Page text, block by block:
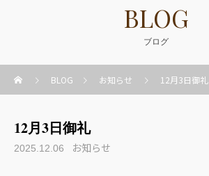
BLOG
ブログ
BLOG お知らせ 12月3日御礼
12月3日御礼
2025.12.06 お知らせ